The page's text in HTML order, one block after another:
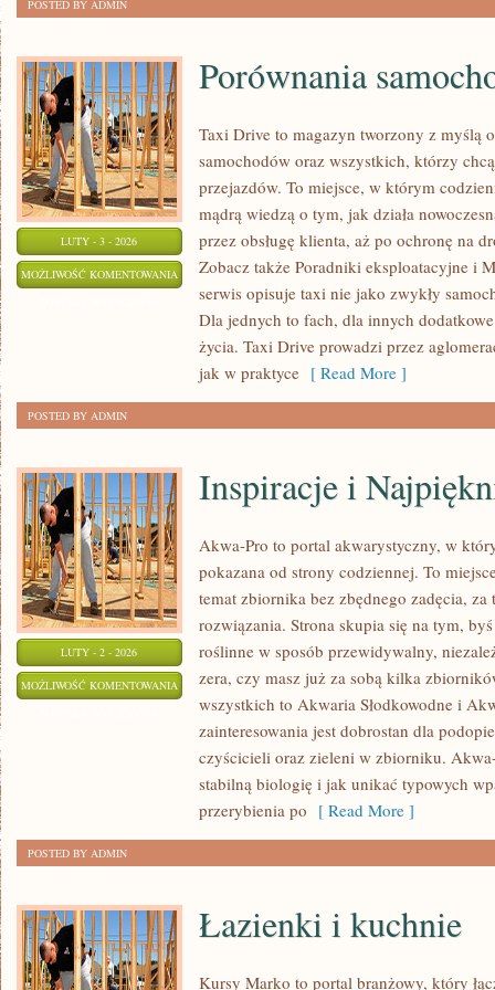
POSTED BY ADMIN
LUTY - 3 - 2026
MOŻLIWOŚĆ KOMENTOWANIA PORÓWNANIA
SAMOCHODÓW
Porównania
Taxi Drive to magazyn tworzony z myślą
samochodów oraz wszystkich, którzy
przejazdów. To miejsce, w którym
mądrą wiedzą o tym, jak działa
przez obsługę klienta, aż po ochronę na
Zobacz także Poradniki eksploatacyjne i
serwis opisuje taxi nie jako zwykły
Dla jednych to fach, dla innych
życia. Taxi Drive prowadzi przez
jak w praktyce [ Read More ]
POSTED BY ADMIN
LUTY - 2 - 2026
MOŻLIWOŚĆ KOMENTOWANIA INSPIRACJE
NAJPIĘKNIEJSZE
AKWARIA
Inspiracje i
Akwa-Pro to portal akwarystyczny, w
pokazana od strony codziennej. To
temat zbiornika bez zbędnego zadęcia,
rozwiązania. Strona skupia się na tym,
roślinne w sposób przewidywalny,
zera, czy masz już za sobą kilka
wszystkich to Akwaria Słodkowodne i
zainteresowania jest dobrostan dla
czyścicieli oraz zieleni w zbiorniku.
stabilną biologię i jak unikać typowych
przerybienia po [ Read More ]
POSTED BY ADMIN
Łazienki i kuchnie
Kursy Marko to portal branżowy, który